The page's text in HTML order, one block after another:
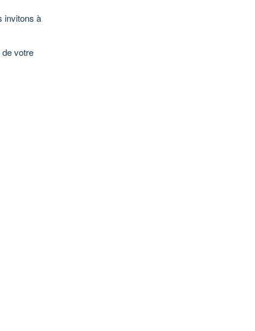
invitons à
votre